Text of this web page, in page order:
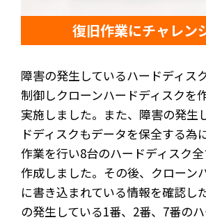
復旧作業にチャレン
障害の発生しているハードディス
制御しクローンハードディスクを
実施しました。また、障害の発生
ドディスクもデータを保全する為
作業を行い8台のハードディスク
作成しました。その後、クローン
に書き込まれている情報を確認し
の発生している1番、2番、7番の